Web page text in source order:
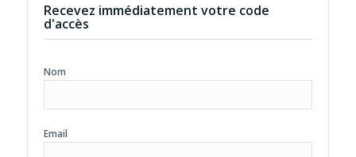
Recevez immédiatement votre code
d'accès
Nom
Email